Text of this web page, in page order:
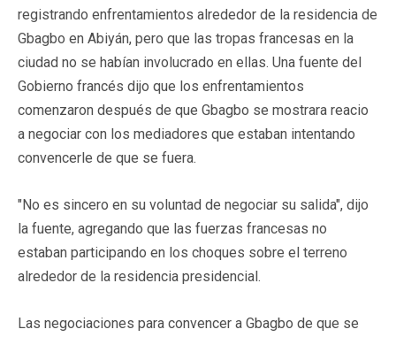
registrando enfrentamientos alrededor de la residencia de
Gbagbo en Abiyán, pero que las tropas francesas en la
ciudad no se habían involucrado en ellas. Una fuente del
Gobierno francés dijo que los enfrentamientos
comenzaron después de que Gbagbo se mostrara reacio
a negociar con los mediadores que estaban intentando
convencerle de que se fuera.
"No es sincero en su voluntad de negociar su salida", dijo
la fuente, agregando que las fuerzas francesas no
estaban participando en los choques sobre el terreno
alrededor de la residencia presidencial.
Las negociaciones para convencer a Gbagbo de que se